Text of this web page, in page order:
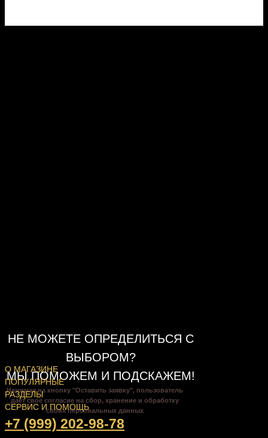
НЕ МОЖЕТЕ ОПРЕДЕЛИТЬСЯ С
ВЫБОРОМ?
МЫ ПОМОЖЕМ И ПОДСКАЖЕМ!
Нажимая на кнопку "Оставить заявку", пользователь
даёт своё согласие на сбор, хранение и обработку
своих персональных данных
О МАГАЗИНЕ
ПОПУЛЯРНЫЕ
РАЗДЕЛЫ
СЕРВИС И ПОМОЩЬ
+7 (999) 202-98-78